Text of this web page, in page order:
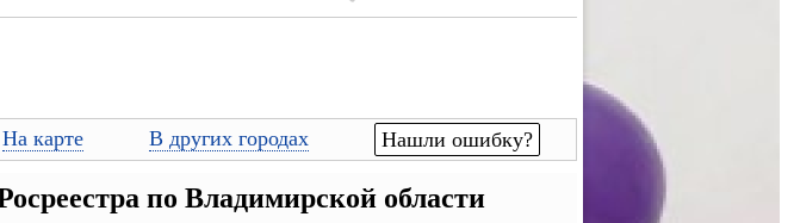
На карте В других городах Нашли ошибку?
по Владимирской области